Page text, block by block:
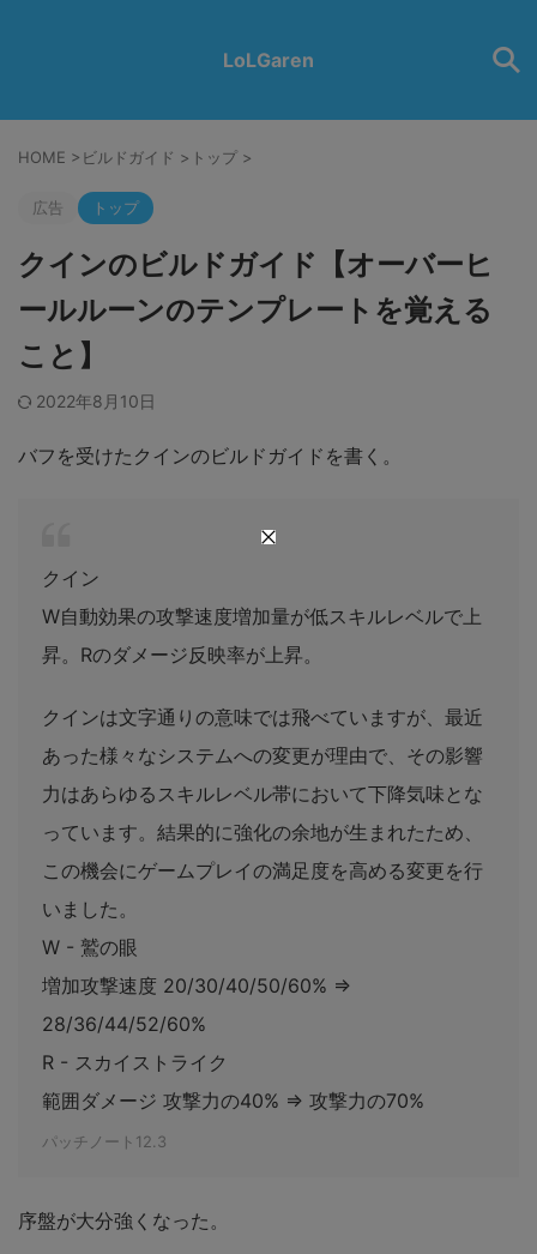
LoLGaren
HOME > ビルドガイド > トップ >
広告 トップ
クインのビルドガイド【オーバーヒ
ールルーンのテンプレートを覚える
こと】
2022年8月10日
バフを受けたクインのビルドガイドを書く。
クイン
W自動効果の攻撃速度増加量が低スキルレベルで上
昇。Rのダメージ反映率が上昇。
クインは文字通りの意味では飛べていますが、最近
あった様々なシステムへの変更が理由で、その影響
力はあらゆるスキルレベル帯において下降気味とな
っています。結果的に強化の余地が生まれたため、
この機会にゲームプレイの満足度を高める変更を行
いました。
W - 鷲の眼
増加攻撃速度 20/30/40/50/60% ⇒
28/36/44/52/60%
R - スカイストライク
範囲ダメージ 攻撃力の40% ⇒ 攻撃力の70%
パッチノート12.3
序盤が大分強くなった。